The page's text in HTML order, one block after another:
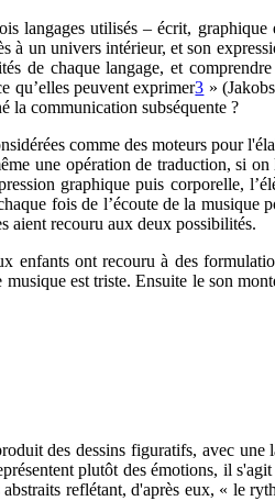
langages utilisés – écrit,
un univers intérieur, et son
de chaque langage, et
qu’elles peuvent exprimer3 »
la communication subséquente ?
comme des moteurs pour
une opération de traduction, si
graphique puis corporelle,
fois de l’écoute de la
aient recouru aux deux possibilités.
enfants ont recouru à des
est triste. Ensuite le son
des dessins figuratifs, avec
plutôt des émotions, il
reflétant, d'après eux, « le